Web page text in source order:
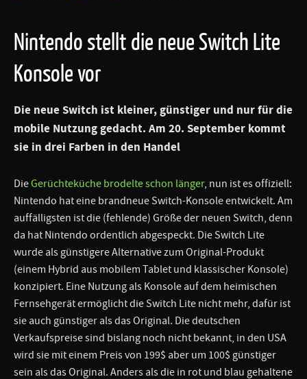
Nintendo stellt die neue Switch Lite
Konsole vor
Die neue Switch ist kleiner, günstiger und nur für die
mobile Nutzung gedacht. Am 20. September kommt
sie in drei Farben in den Handel
DieGerüchteküche brodelte schon länger, nun ist es offiziell:
Nintendo hat eine brandneue Switch-Konsole entwickelt. Am
auffälligsten ist die (fehlende) Größe der neuen Switch, denn
da hat Nintendo ordentlich abgespeckt. Die Switch Lite
wurde als günstigere Alternative zum Original-Produkt
(einem Hybrid aus mobilem Tablet und klassischer Konsole)
konzipiert. Eine Nutzung als Konsole auf dem heimischen
Fernsehgerät ermöglicht die Switch Lite nicht mehr, dafür ist
sie auch günstiger als das Original. Die deutschen
Verkaufspreise sind bislang noch nicht bekannt, in den USA
wird sie mit einem Preis von 199$ aber um 100$ günstiger
sein als das Original. Anders als die in rot und blau gehaltene